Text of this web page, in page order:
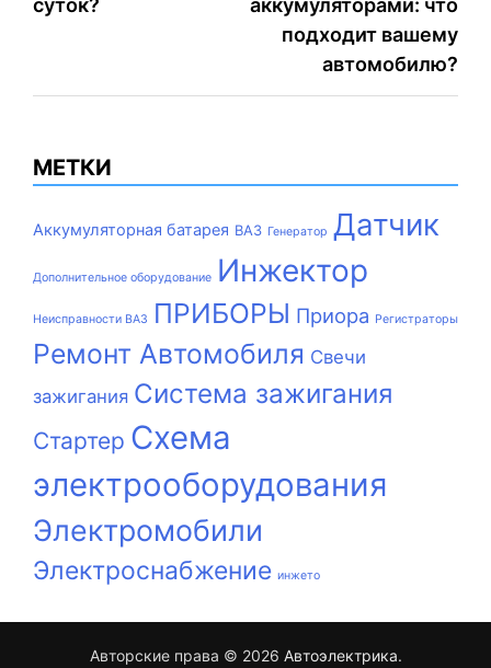
суток?
аккумуляторами: что
подходит вашему
автомобилю?
МЕТКИ
Аккумуляторная батарея ВАЗ Генератор Датчик
Дополнительное оборудование Инжектор
Неисправности ВАЗ ПРИБОРЫ Приора Регистраторы
Ремонт Автомобиля Свечи
зажигания Система зажигания
Стартер Схема
электрооборудования
Электромобили
Электроснабжение инжето
Авторские права © 2026 Автоэлектрика.